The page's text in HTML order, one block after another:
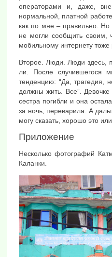
операторами и, даже,
нормальной, платной
как по мне – правильно.
не могли сообщить своим,
мобильному интернету
Второе. Люди. Люди здесь,
ли. После случившегося
тенденцию: “Да,
должны жить. Все”.
сестра погибли и она
за ночь, переварила. А
могу сказать, хорошо это
Приложение
Несколько фотографий
Каланки.